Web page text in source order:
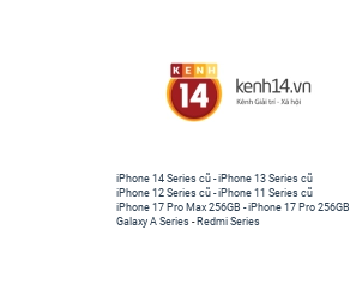
iPhone 14 Series cũ -iPhone 13 Series cũ
iPhone 12 Series cũ -iPhone 11 Series cũ
iPhone 17 Pro Max 256GB -iPhone 17 Pro 256GB
Galaxy A Series - Redmi Series